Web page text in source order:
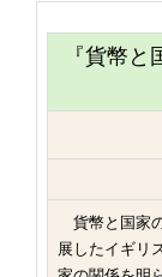
『貨幣
貨幣と国家
展したイギリ